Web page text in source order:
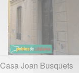
Casa Joan Busquets